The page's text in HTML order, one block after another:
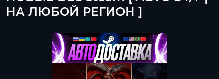
НА ЛЮБОЙ РЕГИОН ]